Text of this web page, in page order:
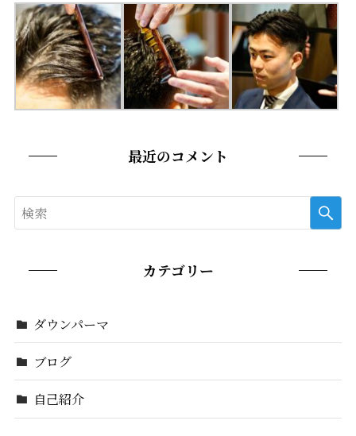
最近のコメント
カテゴリー
ダウンパーマ
ブログ
自己紹介